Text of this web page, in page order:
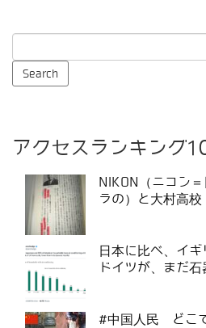
アクセスランキン
NIKON（ニコン
ラの）と大村高校
日本に比べ、イ
ドイツが、まだ
#中国人民 どこ